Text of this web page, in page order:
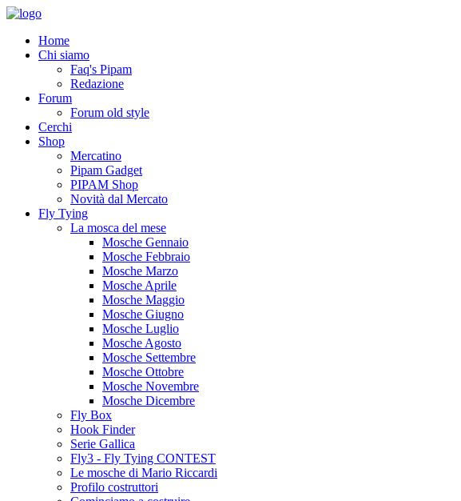
Home
Chi siamo
Faq's Pipam
Redazione
Forum
Forum old style
Cerchi
Shop
Mercatino
Pipam Gadget
PIPAM Shop
Novità dal Mercato
Fly Tying
La mosca del mese
Mosche Gennaio
Mosche Febbraio
Mosche Marzo
Mosche Aprile
Mosche Maggio
Mosche Giugno
Mosche Luglio
Mosche Agosto
Mosche Settembre
Mosche Ottobre
Mosche Novembre
Mosche Dicembre
Fly Box
Hook Finder
Serie Gallica
Fly3 - Fly Tying CONTEST
Le mosche di Mario Riccardi
Profilo costruttori